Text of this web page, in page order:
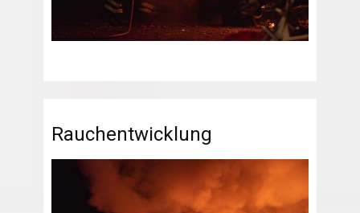
Rauchentwicklung